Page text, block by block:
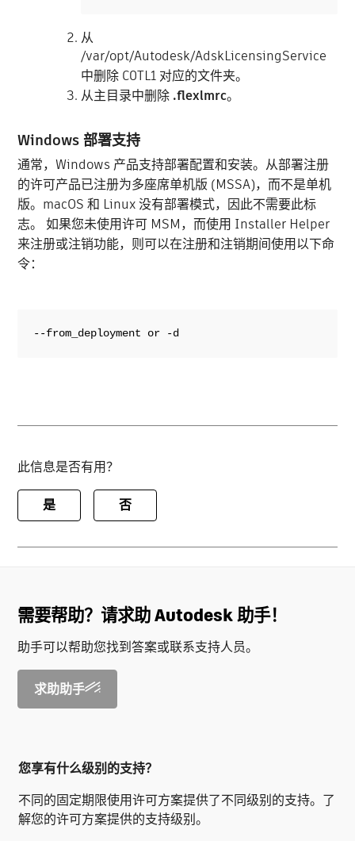
从
/var/opt/Autodesk/AdskLicensingService
中删除 C0TL1 对应的文件夹。
从主目录中删除 .flexlmrc。
Windows 部署支持
通常，Windows 产品支持部署配置和安装。从部署注册
的许可产品已注册为多座席单机版 (MSSA)，而不是单机
版。macOS 和 Linux 没有部署模式，因此不需要此标
志。 如果您未使用许可 MSM，而使用 Installer Helper
来注册或注销功能，则可以在注册和注销期间使用以下命
令：
--from_deployment or -d
此信息是否有用？
是 否
需要帮助？请求助 Autodesk 助手！
助手可以帮助您找到答案或联系支持人员。
求助助手
您享有什么级别的支持？
不同的固定期限使用许可方案提供了不同级别的支持。了
解您的许可方案提供的支持级别。